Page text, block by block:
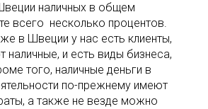
наличных в общем
всего несколько процентов.
в Швеции у нас есть клиенты,
наличные, и есть виды бизнеса,
того, наличные деньги в
по-прежнему имеют
а также не везде можно